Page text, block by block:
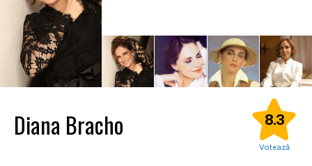
Diana Bracho 8.3
Votează